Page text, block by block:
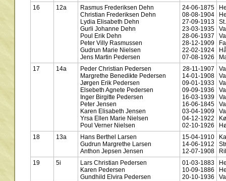
16
12a
Rasmus Frederiksen Dehn
Christian Frederiksen Dehn
Lydia Elisabeth Dehn
Gurli Johanne Dehn
Poul Erik Dehn
Peter Villy Rasmussen
Gudrun Marie Nielsen
Jens Martin Pedersen
24-06-1875
08-08-1904
27-09-1913
23-03-1935
28-06-1937
28-12-1909
22-02-1924
07-08-1926
17
14a
Peder Christian Pedersen
Margrethe Benedikte Pedersen
Jørgen Erik Pedersen
Elsebeth Agnete Pedersen
Inger Birgitte Pedersen
Peter Jensen
Karen Elisabeth Jensen
Yrsa Ellen Marie Nielsen
Poul Verner Nielsen
28-11-1907
14-01-1908
09-01-1933
09-09-1936
16-03-1939
16-06-1845
03-04-1909
04-12-1922
02-10-1926
18
13a
Hans Berthel Larsen
Gudrun Margrethe Larsen
Anthon Jepsen Jensen
15-04-1910
14-06-1912
12-07-1908
19
5i
Lars Christian Pedersen
Karen Pedersen
Gundhild Elvira Pedersen
01-03-1883
10-09-1886
20-10-1936